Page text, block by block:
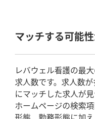
マッチする可能
レバウェル看護の最
求人数です。求人数
にマッチした求人が
ホームページの検索